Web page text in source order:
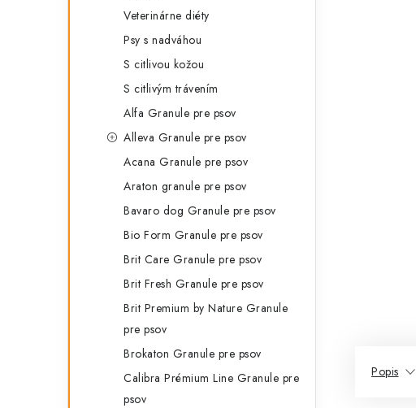
Veterinárne diéty
Psy s nadváhou
S citlivou kožou
S citlivým trávením
Alfa Granule pre psov
Alleva Granule pre psov
Acana Granule pre psov
Araton granule pre psov
Bavaro dog Granule pre psov
Bio Form Granule pre psov
Brit Care Granule pre psov
Brit Fresh Granule pre psov
Brit Premium by Nature Granule
pre psov
Brokaton Granule pre psov
Calibra Prémium Line Granule pre
psov
Popis